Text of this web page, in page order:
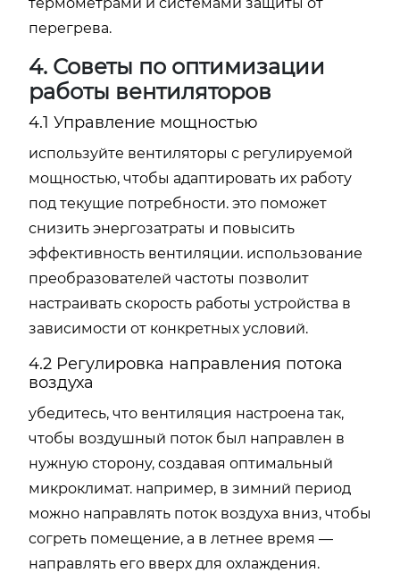
перегрева.
4. Советы по оптимизации
работы вентиляторов
4.1 Управление мощностью
используйте вентиляторы с регулируемой
мощностью, чтобы адаптировать их работу
под текущие потребности. это поможет
снизить энергозатраты и повысить
эффективность вентиляции. использование
преобразователей частоты позволит
настраивать скорость работы устройства в
зависимости от конкретных условий.
4.2 Регулировка направления потока
воздуха
убедитесь, что вентиляция настроена так,
чтобы воздушный поток был направлен в
нужную сторону, создавая оптимальный
микроклимат. например, в зимний период
можно направлять поток воздуха вниз, чтобы
согреть помещение, а в летнее время —
направлять его вверх для охлаждения.